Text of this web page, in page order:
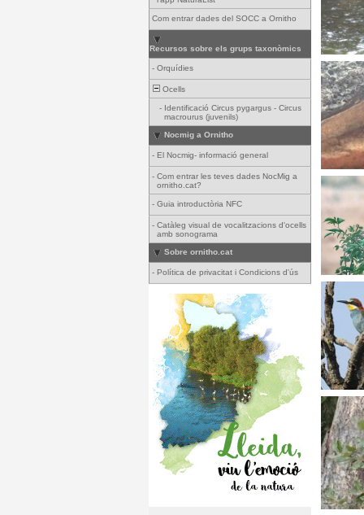
Com entrar dades del SOCC a Ornitho
Recursos sobre els grups taxonòmics
- Orquídies
Ocells
- Identificació Circus pygargus - Circus
macrourus (juvenils)
Nocmig a Ornitho
- El Nocmig- informació general
- Com entrar les teves dades NocMig a
ornitho.cat?
- Guia introductòria NFC
- Catàleg visual de vocalitzacions d'ocells
amb sonograma
Sobre ornitho.cat
- Política de privacitat i Condicions d'ús